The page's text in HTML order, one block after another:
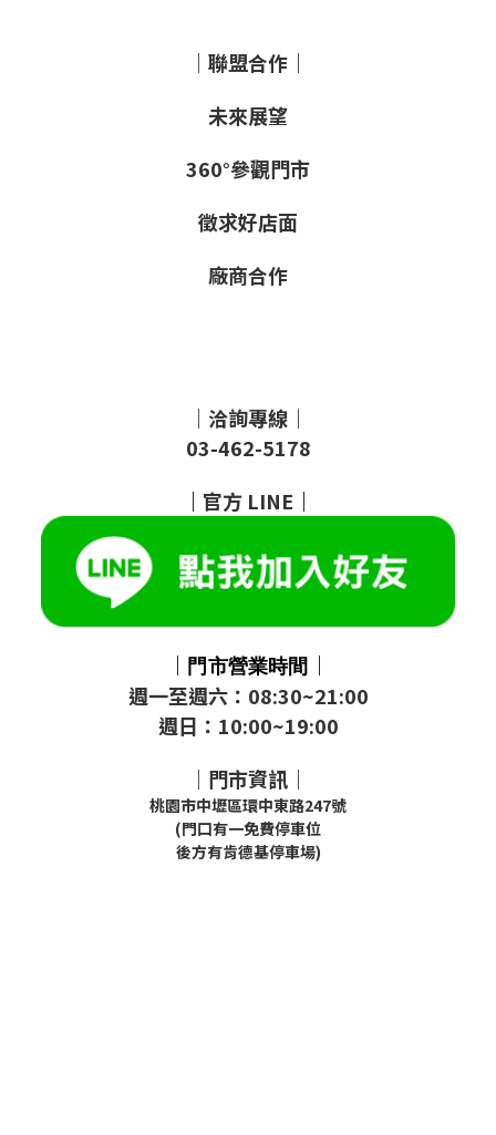
｜聯盟合作｜
未來展望
360°參觀門市
徵求好店面
廠商合作
｜洽詢專線｜
03-462-5178
｜ 官方 LINE ｜
｜ 門市營業時間 ｜
週一至週六：08:30~21:00
週日：10:00~19:00
｜門市資訊｜
桃園市中壢區環中東路247號
(門口有一免費停車位
後方有肯德基停車場)